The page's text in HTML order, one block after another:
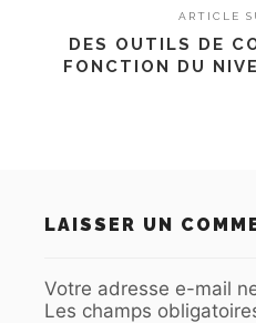
ARTICLE
DES OUTILS DE
FONCTION DU
LAISSER UN
Votre adresse e-mail
Les champs